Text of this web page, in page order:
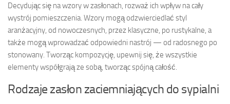
Decydując się na wzory w zasłonach, rozważ ich wpływ na cały
wystrój pomieszczenia. Wzory mogą odzwierciedlać styl
aranżacyjny, od nowoczesnych, przez klasyczne, po rustykalne, a
także mogą wprowadzać odpowiedni nastrój — od radosnego po
stonowany. Tworząc kompozycję, upewnij się, że wszystkie
elementy współgrają ze sobą, tworząc spójną całość.
Rodzaje zasłon zaciemniających do sypialni